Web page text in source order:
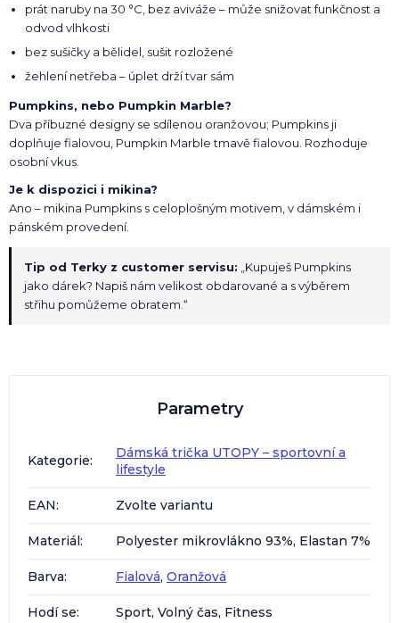
prát naruby na 30 °C, bez aviváže – může snižovat funkčnost a
odvod vlhkosti
bez sušičky a bělidel, sušit rozložené
žehlení netřeba – úplet drží tvar sám
Pumpkins, nebo Pumpkin Marble?
Dva příbuzné designy se sdílenou oranžovou; Pumpkins ji
doplňuje fialovou, Pumpkin Marble tmavě fialovou. Rozhoduje
osobní vkus.
Je k dispozici i mikina?
Ano – mikina Pumpkins s celoplošným motivem, v dámském i
pánském provedení.
Tip od Terky z customer servisu: „Kupuješ Pumpkins
jako dárek? Napiš nám velikost obdarované a s výběrem
střihu pomůžeme obratem.“
Parametry
Kategorie:
Dámská trička UTOPY – sportovní a
lifestyle
EAN: Zvolte variantu
Materiál: Polyester mikrovlákno 93%, Elastan 7%
Barva: Fialová, Oranžová
Hodí se: Sport, Volný čas, Fitness